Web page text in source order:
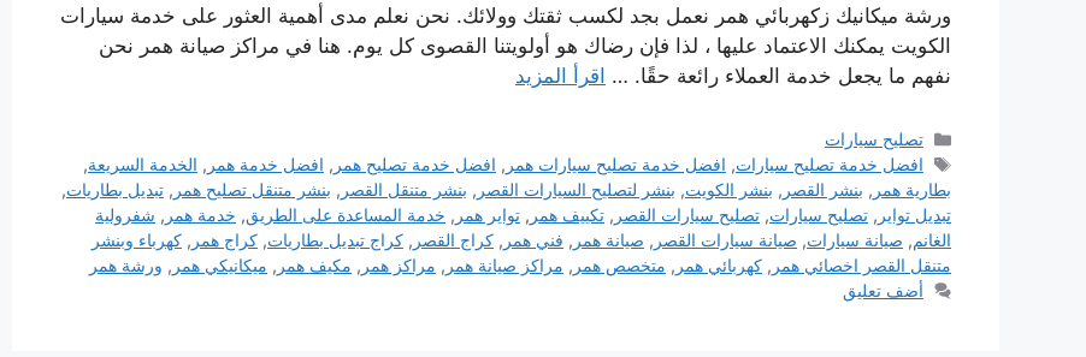
ورشة ميكانيك زكهربائي همر نعمل بجد لكسب ثقتك وولائك. نحن نعلم مدى أهمية العثور على خدمة سيارات
الكويت يمكنك الاعتماد عليها ، لذا فإن رضاك ​​هو أولويتنا القصوى كل يوم. هنا في مراكز صيانة همر نحن
نفهم ما يجعل خدمة العملاء رائعة حقًا. … اقرأ المزيد
التصنيفات
تصليح سيارات
الوسوم
افضل خدمة تصليح سيارات, افضل خدمة تصليح سيارات همر , افضل خدمة تصليح همر , افضل خدمة همر , الخدمة السريعة,
بطارية همر , بنشر القصر , بنشر الكويت, بنشر لتصليح السيارات القصر , بنشر متنقل القصر , بنشر متنقل تصليح همر , تبديل بطاريات,
تبديل تواير , تصليح سيارات, تصليح سيارات القصر , تكييف همر , تواير همر , خدمة المساعدة على الطريق, خدمة همر , شفرولية
الغانم, صيانة سيارات, صيانة سيارات القصر , صيانة همر , فني همر , كراج القصر , كراج تبديل بطاريات, كراج همر , كهرباء وبنشر
متنقل القصر اخصائي همر , كهربائي همر , متخصص همر , مراكز صيانة همر , مراكز همر , مكيف همر , ميكانيكي همر , ورشة همر
أضف تعليق